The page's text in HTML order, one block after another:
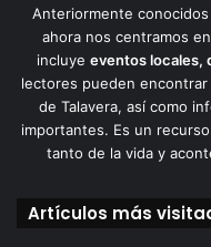
Anteriormente
ahora nos centramos
incluye eventos locales,
lectores pueden
de Talavera, así como
importantes. Es un
tanto de la vida y
Artículos más